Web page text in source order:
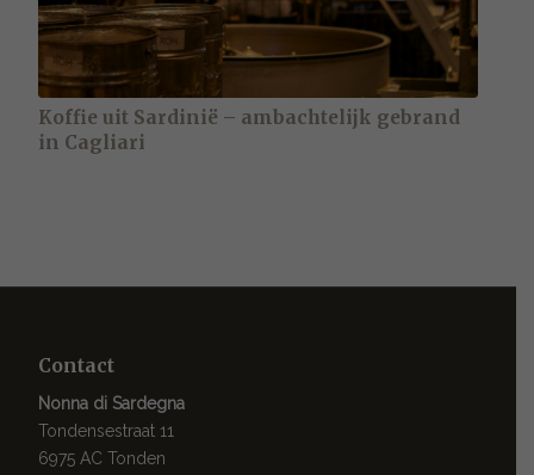
Koffie uit Sardinië – ambachtelijk gebrand
in Cagliari
Contact
Nonna di Sardegna
Tondensestraat 11
6975 AC Tonden